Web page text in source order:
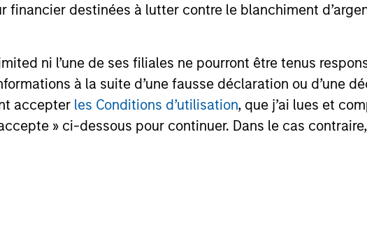
destinées à lutter contre le blanchiment
ni l’une de ses filiales ne pourront être tenus
à la suite d’une fausse déclaration ou d’une
accepter les Conditions d’utilisation, que j’ai lues et
» ci-dessous pour continuer. Dans le cas
offer to buy any securities in any jurisdiction in which such offer or
or other laws of such jurisdiction.
the strategy, including additional risk considerations.